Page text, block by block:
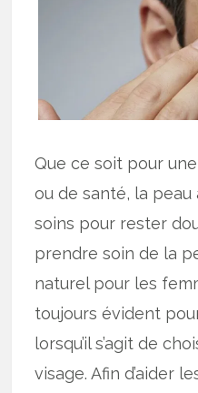
Que ce soit pour
ou de santé, la
soins pour rester
prendre soin de la
naturel pour les
toujours évident
lorsqu’il s’agit de
visage. Afin d’aider